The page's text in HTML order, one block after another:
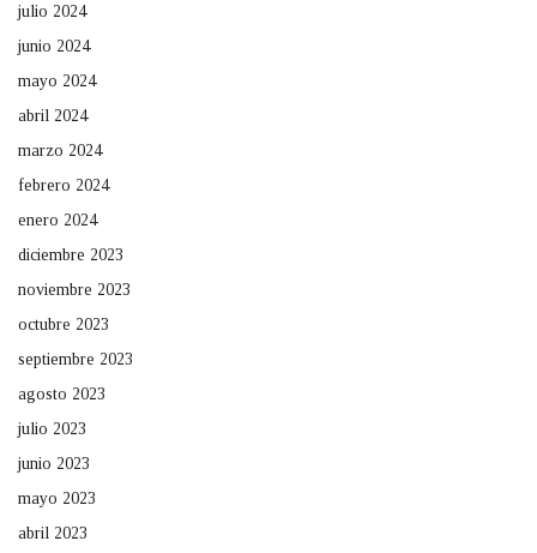
julio 2024
junio 2024
mayo 2024
abril 2024
marzo 2024
febrero 2024
enero 2024
diciembre 2023
noviembre 2023
octubre 2023
septiembre 2023
agosto 2023
julio 2023
junio 2023
mayo 2023
abril 2023